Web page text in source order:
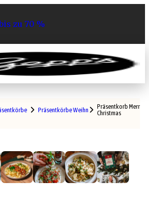
zu 70 %
0
Präsentkörbe WeihnachtenPräsentkorb Merry
Christmas